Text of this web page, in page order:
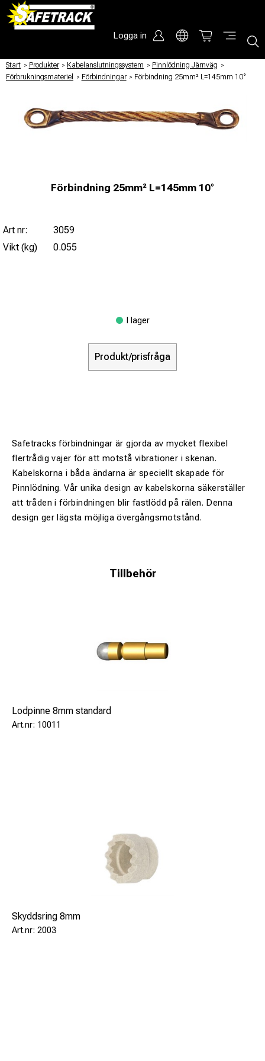
Logga in
Start / Produkter / Kabelanslutningssystem / Pinnlödning Järnväg /
Förbrukningsmateriel
/ Förbindningar / Förbindning 25mm² L=145mm 10°
Förbindning 25mm² L=145mm 10°
Art nr:
3059
Vikt (kg)
0.055
I lager
Produkt/prisfråga
Safetracks förbindningar är gjorda av mycket flexibel
flertrådig vajer för att motstå vibrationer i skenan.
Kabelskorna i båda ändarna är speciellt skapade för
Pinnlödning. Vår unika design av kabelskorna säkerställer
att tråden i förbindningen blir fastlödd på rälen. Denna
design ger lägsta möjliga övergångsmotstånd.
Tillbehör
Lodpinne 8mm standard
10011
Skyddsring 8mm
2003